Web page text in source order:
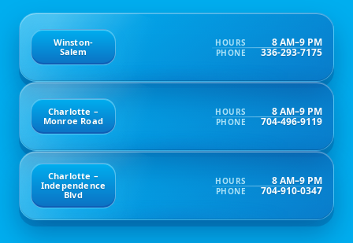
Winston-
Salem
HOURS 8 AM–9 PM
PHONE 336-293-7175
Charlotte –
Monroe Road
HOURS 8 AM–9 PM
PHONE 704-496-9119
Charlotte –
Independence
Blvd
HOURS 8 AM–9 PM
PHONE 704-910-0347